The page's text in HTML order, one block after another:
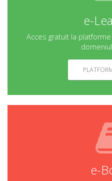
e-
Acces gratuit la
e-